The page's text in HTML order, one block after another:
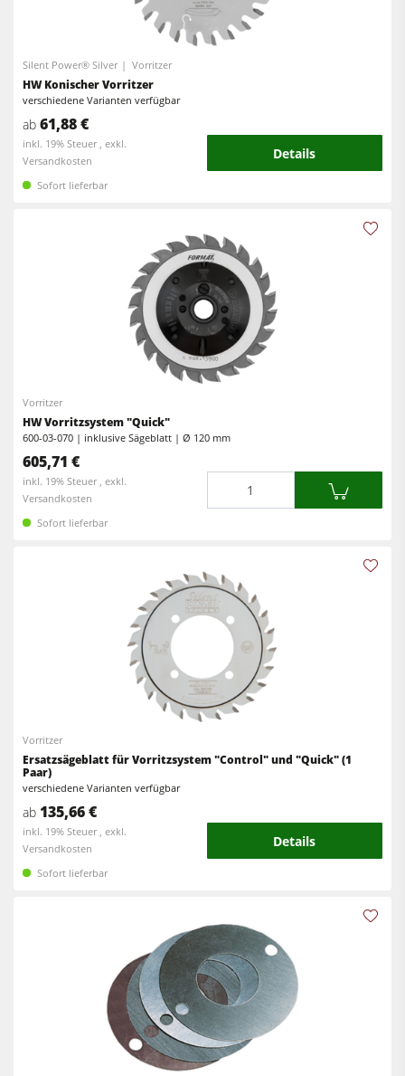
Reinluftabsauggeräte & Entstauber
Vorschubapparate
Werkstattausrüstung
F4Solutions Software
Automatisierung & Materialhandling
Projektmanagement
Silent Power® Silver Vorritzer
HW Konischer Vorritzer
verschiedene Varianten verfügbar
ab 61,88 €
inkl. 19% Steuer , exkl.
Versandkosten
Details
Sofort lieferbar
Vorritzer
HW Vorritzsystem "Quick"
600-03-070 | inklusive Sägeblatt | Ø 120 mm
605,71 €
inkl. 19% Steuer , exkl.
Versandkosten
Sofort lieferbar
Vorritzer
Ersatzsägeblatt für Vorritzsystem "Control" und "Quick" (1
Paar)
verschiedene Varianten verfügbar
ab 135,66 €
inkl. 19% Steuer , exkl.
Versandkosten
Details
Sofort lieferbar